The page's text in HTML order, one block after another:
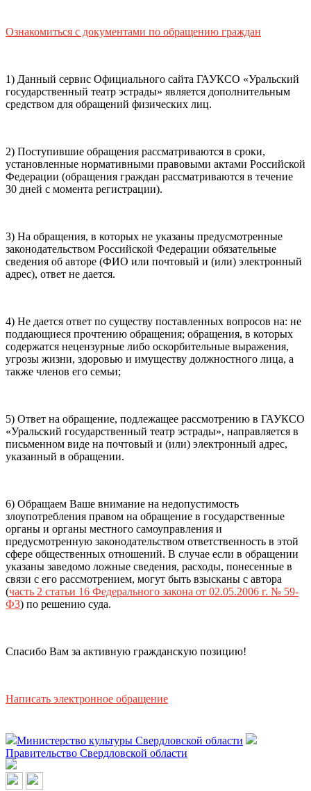
мобильный номер телефона
Способ оплаты
Банковская карта
карта
правила возвратабилетов, а такжеправила посещения
театра.
Я ознакомлен(-а) сПолитикой ГАУКСО
«УГТЭ» в отношении обработки персональных данных
(политикой конфиденциальности)
своё согласие на обработку своих персональных данных
покупаю билет(-ы) для лиц, соответсвующих возрастной
категории мероприятия.
Подтвердить
Ознакомиться с документами по обращению граждан
1) Данный сервис Официального сайта ГАУКСО «Уральский
государственный театр эстрады» является дополнительным
средством для обращений физических лиц.
2) Поступившие обращения рассматриваются в сроки,
установленные нормативными правовыми актами Российской
Федерации (обращения граждан рассматриваются в течение
30 дней с момента регистрации).
3) На обращения, в которых не указаны предусмотренные
законодательством Российской Федерации обязательные
сведения об авторе (ФИО или почтовый и (или) электронный
адрес), ответ не дается.
4) Не дается ответ по существу поставленных вопросов на: не
поддающиеся прочтению обращения; обращения, в которых
содержатся нецензурные либо оскорбительные выражения,
угрозы жизни, здоровью и имуществу должностного лица, а
также членов его семьи;
5) Ответ на обращение, подлежащее рассмотрению в ГАУКСО
«Уральский государственный театр эстрады», направляется в
письменном виде на почтовый и (или) электронный адрес,
указанный в обращении.
6) Обращаем Ваше внимание на недопустимость
злоупотребления правом на обращение в государственные
органы и органы местного самоуправления и
предусмотренную законодательством ответственность в этой
сфере общественных отношений. В случае если в обращении
указаны заведомо ложные сведения, расходы, понесенные в
связи с его рассмотрением, могут быть взысканы с автора
(часть 2 статьи 16 Федерального закона от 02.05.2006 г. № 59-
ФЗ) по решению суда.
Спасибо Вам за активную гражданскую позицию!
Написать электронное обращение
Министерство культуры Свердловской области
Правительство Свердловской области